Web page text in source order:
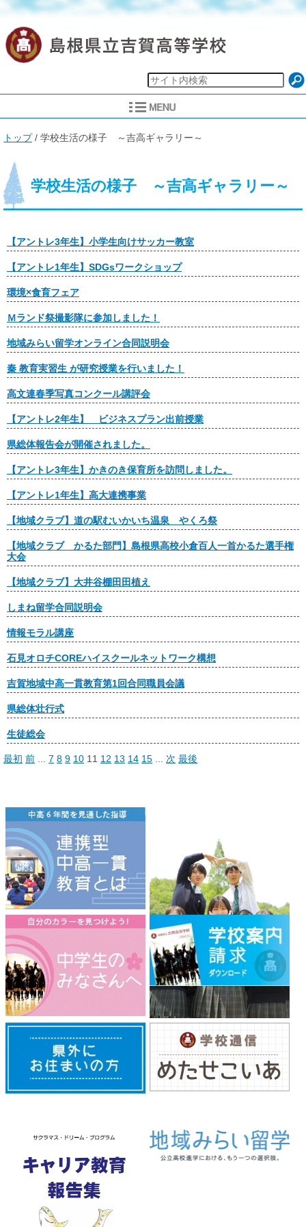
現
位
置：
トップ/ 学校生活の様子 ～吉高ギャラリー～
学校生活の様子 ～吉高ギャラリー～
【アントレ3年生】小学生向けサッカー教室
【アントレ1年生】SDGsワークショップ
環境×食育フェア
Ｍランド祭撮影隊に参加しました！
地域みらい留学オンライン合同説明会
秦 教育実習生 が研究授業を行いました！
高文連春季写真コンクール講評会
【アントレ2年生】 ビジネスプラン出前授業
県総体報告会が開催されました。
【アントレ3年生】かきのき保育所を訪問しました。
【アントレ1年生】高大連携事業
【地域クラブ】道の駅むいかいち温泉 やくろ祭
【地域クラブ かるた部門】島根県高校小倉百人一首かるた選手権
大会
【地域クラブ】大井谷棚田田植え
しまね留学合同説明会
情報モラル講座
石見オロチCOREハイスクールネットワーク構想
吉賀地域中高一貫教育第1回合同職員会議
県総体壮行式
生徒総会
最初 前 ... 7 8 9 10 11 12 13 14 15 ... 次 最後